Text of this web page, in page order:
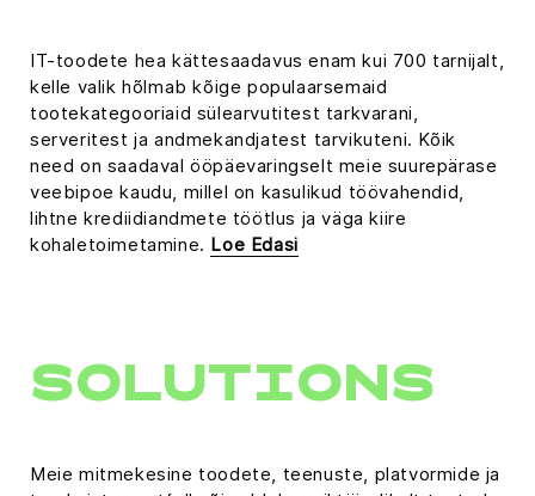
IT-toodete hea kättesaadavus enam kui 700 tarnijalt,
kelle valik hõlmab kõige populaarsemaid
tootekategooriaid sülearvutitest tarkvarani,
serveritest ja andmekandjatest tarvikuteni. Kõik
need on saadaval ööpäevaringselt meie suurepärase
veebipoe kaudu, millel on kasulikud töövahendid,
lihtne krediidiandmete töötlus ja väga kiire
kohaletoimetamine. Loe Edasi
SOLUTIONS
Meie mitmekesine toodete, teenuste, platvormide ja